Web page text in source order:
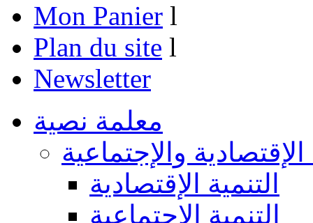
Mon Panier l
Plan du site l
Newsletter
معلمة نصية
الإقتصادية والإجتماعية
التنمية الإقتصادية
التنمية الإجتماعية